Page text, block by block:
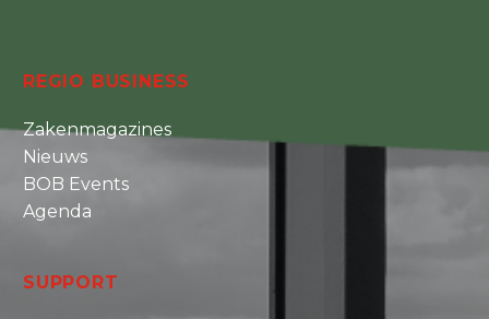
REGIO BUSINESS
Zakenmagazines
Nieuws
BOB Events
Agenda
SUPPORT